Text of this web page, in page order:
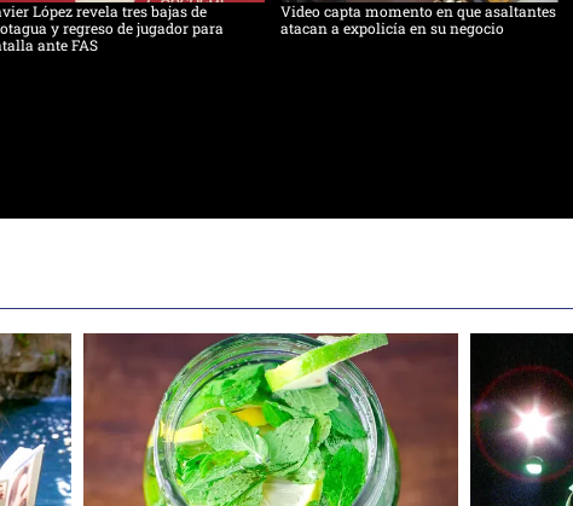
López revela tres bajas de
y regreso de jugador para
ante FAS
Video capta momento en que asaltantes
atacan a expolicía en su negocio